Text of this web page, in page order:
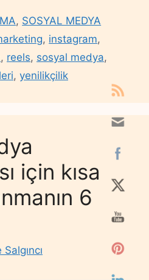
, SOSYAL MEDYA
, instagram,
, reels, sosyal medya,
, yenilikçilik
için kısa
6